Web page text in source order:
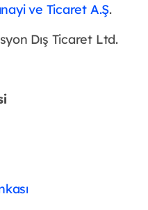
ve Ticaret A.Ş.
Dış Ticaret Ltd.